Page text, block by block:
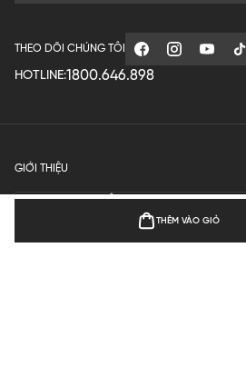
THÊM VÀO GIỎ
THEO DÕI CHÚNG TÔI
HOTLINE:1800.646.898
GIỚI THIỆU
QUY ĐỊNH HOẠT ĐỘNG